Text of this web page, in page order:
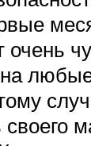
очень
на
своего